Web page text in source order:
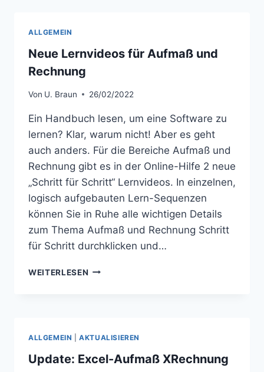
ENGEN E
ALLGEMEIN
Neue Lernvideos für Aufmaß und
Rechnung
Von U. Braun 26/02/2022
Ein Handbuch lesen, um eine Software zu
lernen? Klar, warum nicht! Aber es geht
auch anders. Für die Bereiche Aufmaß und
Rechnung gibt es in der Online-Hilfe 2 neue
„Schritt für Schritt“ Lernvideos. In einzelnen,
logisch aufgebauten Lern-Sequenzen
können Sie in Ruhe alle wichtigen Details
zum Thema Aufmaß und Rechnung Schritt
für Schritt durchklicken und…
WEITERLESEN NEUE
ALLGEMEIN |AKTUALISIEREN
Update: Excel-Aufmaß XRechnung